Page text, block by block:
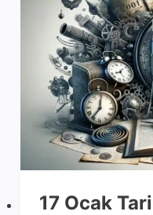
17 Ocak